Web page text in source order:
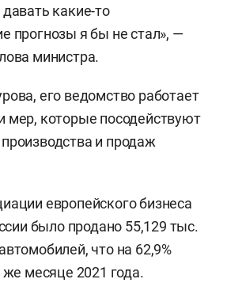
какие-то
прогнозы я бы не стал», —
министра.
его ведомство работает
мер, которые посодействуют
и продаж
европейского бизнеса
было продано 55,129 тыс.
что на 62,9%
месяце 2021 года.